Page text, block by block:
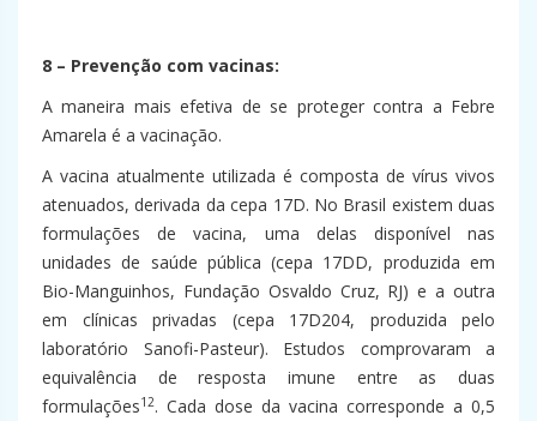
8 – Prevenção com vacinas:
A maneira mais efetiva de se proteger contra a Febre
Amarela é a vacinação.
A vacina atualmente utilizada é composta de vírus vivos
atenuados, derivada da cepa 17D. No Brasil existem duas
formulações de vacina, uma delas disponível nas
unidades de saúde pública (cepa 17DD, produzida em
Bio-Manguinhos, Fundação Osvaldo Cruz, RJ) e a outra
em clínicas privadas (cepa 17D204, produzida pelo
laboratório Sanofi-Pasteur). Estudos comprovaram a
equivalência de resposta imune entre as duas
formulações12. Cada dose da vacina corresponde a 0,5